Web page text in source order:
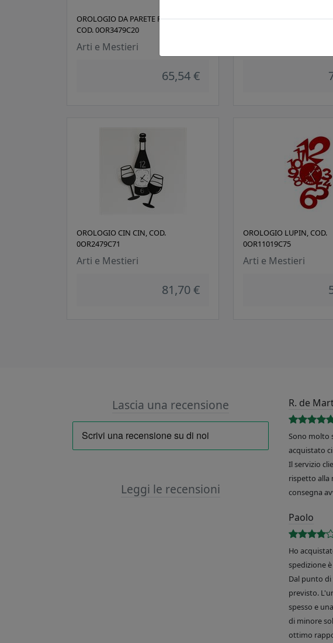
OROLOGIO DA PARETE RÉTRO TEO,
COD. 0OR3479C20
Arti e Mestieri
65,54 €
OROLOGIO DA PARETE
OROLOGIO CIN CIN, COD.
0OR2479C71
Arti e Mestieri
81,70 €
OROLOGIO LUPIN, COD.
0OR11019C75
Arti e Mestieri
Lascia una recensione
Leggi le recensioni
R. de
Sono molto
acquistato
Il servizio
rispetto alla
consegna
Paolo
Ho
spedizione
Dal punto
previsto.
spesso e
di minore
ottimo